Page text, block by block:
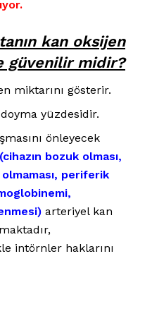
kan oksijen
güvenilir midir?
miktarını gösterir.
yüzdesidir.
önleyecek
(cihazın bozuk olması,
olmaması, periferik
arteriyel kan
intörnler haklarını